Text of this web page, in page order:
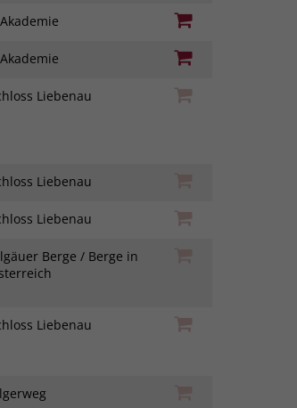
Liebenau
Liebenau
Liebenau
Berge / Berge in
Liebenau
die